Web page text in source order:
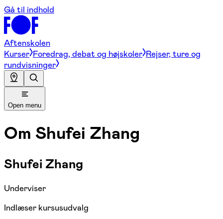
Gå til indhold
Aftenskolen
Kurser Foredrag, debat og højskoler Rejser, ture og
rundvisninger
Open menu
Om Shufei Zhang
Shufei Zhang
Underviser
Indlæser kursusudvalg